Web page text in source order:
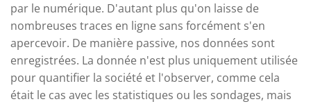
par le numérique. D'autant plus qu'on laisse de
nombreuses traces en ligne sans forcément s'en
apercevoir. De manière passive, nos données sont
enregistrées. La donnée n'est plus uniquement utilisée
pour quantifier la société et l'observer, comme cela
était le cas avec les statistiques ou les sondages, mais